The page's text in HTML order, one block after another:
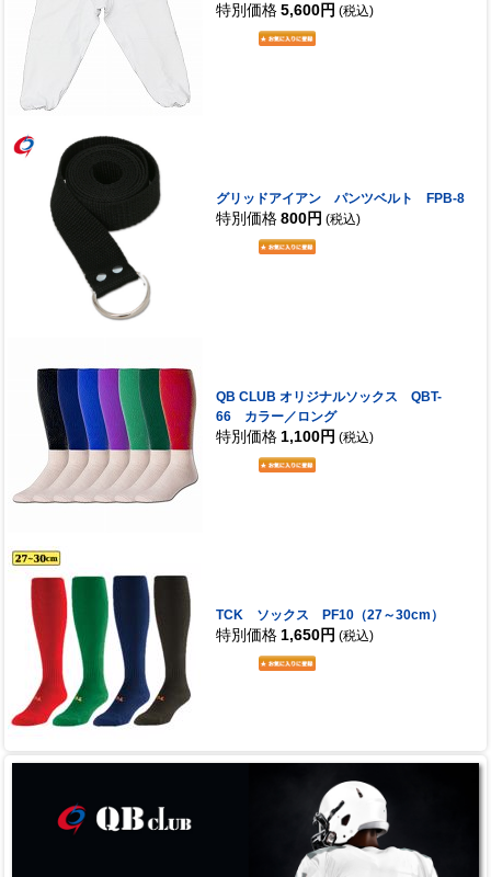
特別価格 5,600円 (税込)
グリッドアイアン パンツベルト FPB-8
特別価格 800円 (税込)
QB CLUB オリジナルソックス QBT-
66 カラー／ロング
特別価格 1,100円 (税込)
TCK ソックス PF10（27～30cm）
特別価格 1,650円 (税込)